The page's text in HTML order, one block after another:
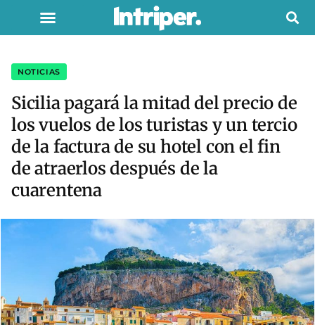
NOTICIAS
Sicilia pagará la mitad del precio de
los vuelos de los turistas y un tercio
de la factura de su hotel con el fin
de atraerlos después de la
cuarentena